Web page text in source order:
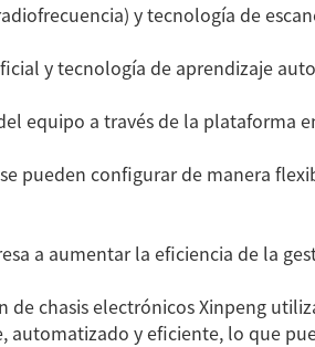
de acero
tubos de acero
y tecnología de
y tecnología de aprendizaje
equipo a través de la plataforma
pueden configurar de manera
a aumentar la eficiencia de la
chasis electrónicos Xinpeng
y eficiente, lo que